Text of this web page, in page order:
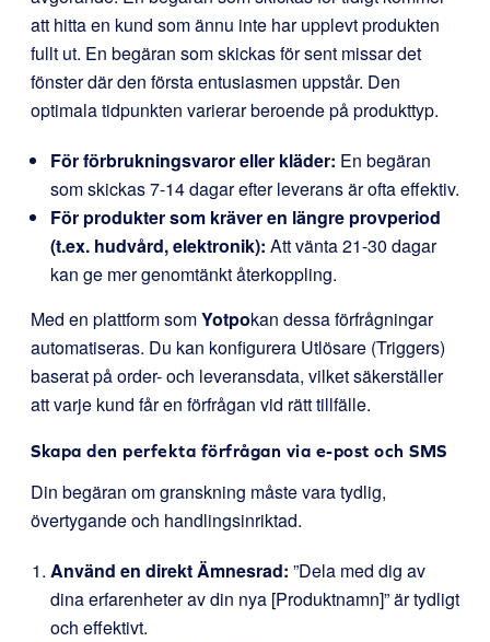
att hitta en kund som ännu inte har upplevt produkten
fullt ut. En begäran som skickas för sent missar det
fönster där den första entusiasmen uppstår. Den
optimala tidpunkten varierar beroende på produkttyp.
För förbrukningsvaror eller kläder: En begäran
som skickas 7-14 dagar efter leverans är ofta effektiv.
För produkter som kräver en längre provperiod
(t.ex. hudvård, elektronik): Att vänta 21-30 dagar
kan ge mer genomtänkt återkoppling.
Med en plattform somYotpokan dessa förfrågningar
automatiseras. Du kan konfigurera Utlösare (Triggers)
baserat på order- och leveransdata, vilket säkerställer
att varje kund får en förfrågan vid rätt tillfälle.
Skapa den perfekta förfrågan via e-post och SMS
Din begäran om granskning måste vara tydlig,
övertygande och handlingsinriktad.
Använd en direkt Ämnesrad: ”Dela med dig av
dina erfarenheter av din nya [Produktnamn]” är tydligt
och effektivt.